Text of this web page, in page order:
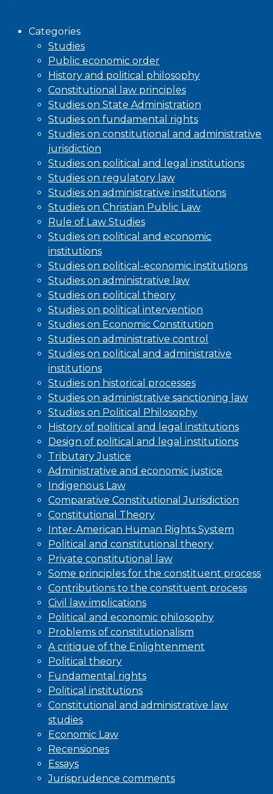
Categories
Studies
Public economic order
History and political philosophy
Constitutional law principles
Studies on State Administration
Studies on fundamental rights
Studies on constitutional and administrative
jurisdiction
Studies on political and legal institutions
Studies on regulatory law
Studies on administrative institutions
Studies on Christian Public Law
Rule of Law Studies
Studies on political and economic
institutions
Studies on political-economic institutions
Studies on administrative law
Studies on political theory
Studies on political intervention
Studies on Economic Constitution
Studies on administrative control
Studies on political and administrative
institutions
Studies on historical processes
Studies on administrative sanctioning law
Studies on Political Philosophy
History of political and legal institutions
Design of political and legal institutions
Tributary Justice
Administrative and economic justice
Indigenous Law
Comparative Constitutional Jurisdiction
Constitutional Theory
Inter-American Human Rights System
Political and constitutional theory
Private constitutional law
Some principles for the constituent process
Contributions to the constituent process
Civil law implications
Political and economic philosophy
Problems of constitutionalism
A critique of the Enlightenment
Political theory
Fundamental rights
Political institutions
Constitutional and administrative law
studies
Economic Law
Recensiones
Essays
Jurisprudence comments